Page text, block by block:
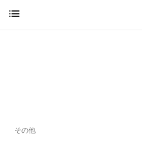
その他